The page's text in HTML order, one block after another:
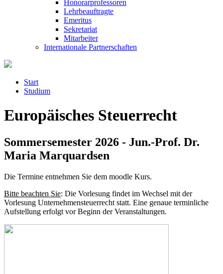
Honorarprofessoren
Lehrbeauftragte
Emeritus
Sekretariat
Mitarbeiter
Internationale Partnerschaften
Start
Studium
Europäisches Steuerrecht
Sommersemester 2026 - Jun.-Prof. Dr.
Maria Marquardsen
Die Termine entnehmen Sie dem moodle Kurs.
Bitte beachten Sie: Die Vorlesung findet im Wechsel mit der
Vorlesung Unternehmensteuerrecht statt. Eine genaue terminliche
Aufstellung erfolgt vor Beginn der Veranstaltungen.